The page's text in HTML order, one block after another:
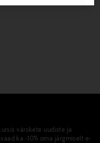
värskete uudiste ja
ka -10% oma järgmiselt e-